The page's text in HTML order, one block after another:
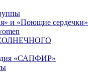
и «Поющие сердечки»
«САПФИР»